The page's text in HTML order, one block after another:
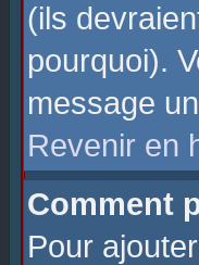
(ils
pourquoi).
message
Revenir en
Comment
Pour